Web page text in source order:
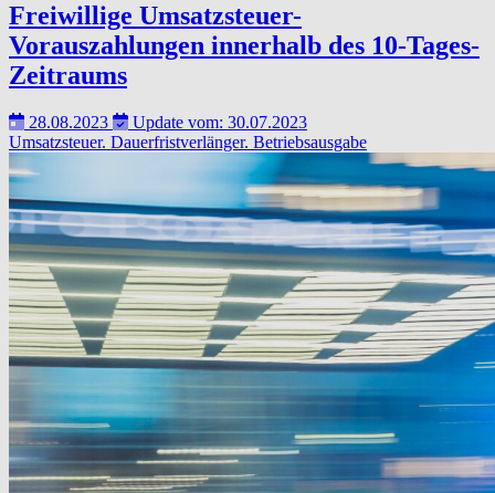
Freiwillige Umsatzsteuer-
Vorauszahlungen innerhalb des 10-Tages-
Zeitraums
28.08.2023
Update vom: 30.07.2023
Umsatzsteuer. Dauerfristverlänger. Betriebsausgabe